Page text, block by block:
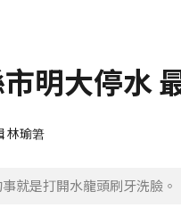
明大停水
林瑜䇹
就是打開水龍頭刷牙洗臉。